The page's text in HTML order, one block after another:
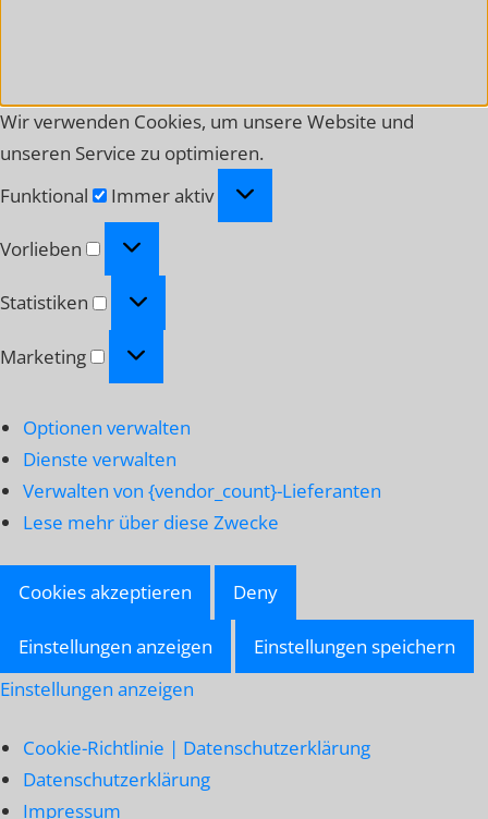
Wir verwenden Cookies, um unsere Website und
unseren Service zu optimieren.
Funktional
Funktional
Immer aktiv
Vorlieben Vorlieben
Statistiken Statistiken
Marketing Marketing
Optionen verwalten
Dienste verwalten
Verwalten von {vendor_count}-Lieferanten
Lese mehr über diese Zwecke
Cookies akzeptieren Deny
Einstellungen anzeigen
Einstellungen speichern
Einstellungen anzeigen
Cookie-Richtlinie | Datenschutzerklärung
Datenschutzerklärung
Impressum